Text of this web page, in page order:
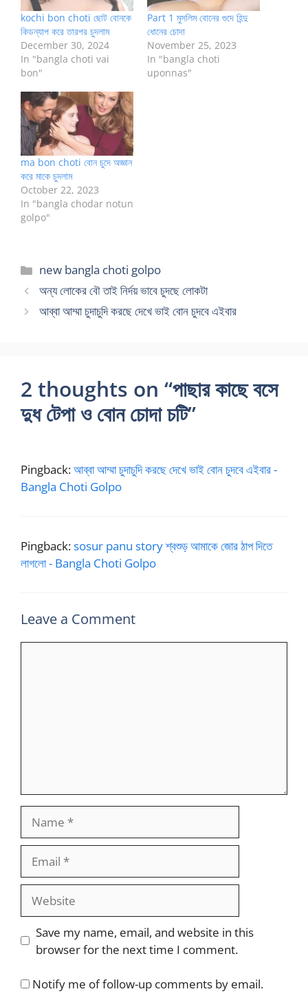
kochi bon choti ছোট বোনকে
কিডন্যাপ করে তারপর চুদলাম
December 30, 2024
In "bangla choti vai
bon"
Part 1 মুসলিম বোনের গুদে হিন্দু
ধোনের চোদা
November 25, 2023
In "bangla choti
uponnas"
ma bon choti বোন চুদে অজ্ঞান
করে মাকে চুদলাম
October 22, 2023
In "bangla chodar notun
golpo"
Categories
new bangla choti golpo
অন্য লোকের বৌ তাই নির্দয় ভাবে চুদছে লোকটা
আব্বা আম্মা চুদাচুদি করছে দেখে ভাই বোন চুদবে এইবার
2 thoughts on “পাছার কাছে বসে
দুধ টেপা ও বোন চোদা চটি”
Pingback:আব্বা আম্মা চুদাচুদি করছে দেখে ভাই বোন চুদবে এইবার -
Bangla Choti Golpo
Pingback:sosur panu story শ্বশুড় আমাকে জোর ঠাপ দিতে
লাগলো - Bangla Choti Golpo
Leave a Comment
Website
Save my name, email, and website in this
browser for the next time I comment.
Notify me of follow-up comments by email.